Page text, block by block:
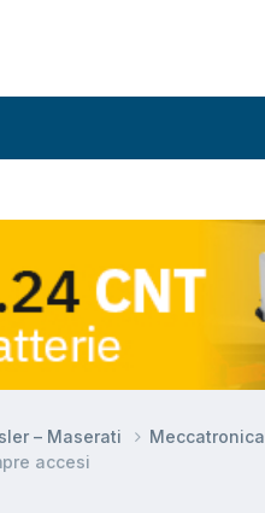
– Maserati
Meccatronica
accesi